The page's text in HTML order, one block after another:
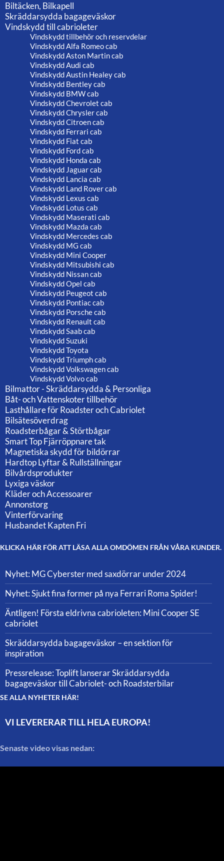
Biltäcken, Bilkapell
Skräddarsydda bagageväskor
Vindskydd till cabrioleter
Vindskydd tillbehör och reservdelar
Vindskydd Alfa Romeo cab
Vindskydd Aston Martin cab
Vindskydd Audi cab
Vindskydd Austin Healey cab
Vindskydd Bentley cab
Vindskydd BMW cab
Vindskydd Chevrolet cab
Vindskydd Chrysler cab
Vindskydd Citroen cab
Vindskydd Ferrari cab
Vindskydd Fiat cab
Vindskydd Ford cab
Vindskydd Honda cab
Vindskydd Jaguar cab
Vindskydd Lancia cab
Vindskydd Land Rover cab
Vindskydd Lexus cab
Vindskydd Lotus cab
Vindskydd Maserati cab
Vindskydd Mazda cab
Vindskydd Mercedes cab
Vindskydd MG cab
Vindskydd Mini Cooper
Vindskydd Mitsubishi cab
Vindskydd Nissan cab
Vindskydd Opel cab
Vindskydd Peugeot cab
Vindskydd Pontiac cab
Vindskydd Porsche cab
Vindskydd Renault cab
Vindskydd Saab cab
Vindskydd Suzuki
Vindskydd Toyota
Vindskydd Triumph cab
Vindskydd Volkswagen cab
Vindskydd Volvo cab
Bilmattor - Skräddarsydda & Personliga
Båt- och Vattenskoter tillbehör
Lasthållare för Roadster och Cabriolet
Bilsätesöverdrag
Roadsterbågar & Störtbågar
Smart Top Fjärröppnare tak
Magnetiska skydd för bildörrar
Hardtop Lyftar & Rullställningar
Bilvårdsprodukter
Lyxiga väskor
Kläder och Accessoarer
Annonstorg
Vinterförvaring
Husbandet Kapten Fri
KLICKA HÄR FÖR ATT LÄSA ALLA OMDÖMEN FRÅN VÅRA KUNDER.
Nyhet: MG Cyberster med saxdörrar under 2024
Nyhet: Sjukt fina former på nya Ferrari Roma Spider!
Äntligen! Första eldrivna cabrioleten: Mini Cooper SE
cabriolet
Skräddarsydda bagageväskor – en sektion för
inspiration
Pressrelease: Toplift lanserar Skräddarsydda
bagageväskor till Cabriolet- och Roadsterbilar
SE ALLA NYHETER HÄR!
VI LEVERERAR TILL HELA EUROPA!
Senaste video visas nedan: